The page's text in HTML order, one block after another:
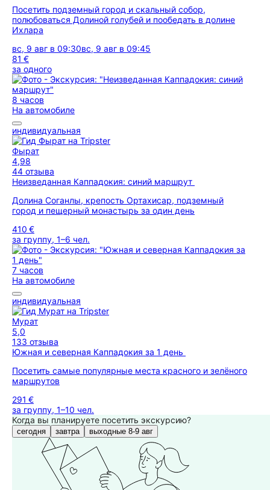
Посетить подземный город и скальный собор,
полюбоваться Долиной голубей и пообедать в долине
Ихлара
вс, 9 авг в 09:30вс, 9 авг в 09:45
81 €
за одного
8 часов
На автомобиле
индивидуальная
Фырат
4,98
44 отзыва
Неизведанная Каппадокия: синий маршрут
Долина Соганлы, крепость Ортахисар, подземный
город и пещерный монастырь за один день
410 €
за группу, 1–6 чел.
7 часов
На автомобиле
индивидуальная
Мурат
5,0
133 отзыва
Южная и северная Каппадокия за 1 день
Посетить самые популярные места красного и зелёного
маршрутов
291 €
за группу, 1–10 чел.
Когда вы планируете посетить экскурсию?
сегодня завтра выходные 8-9 авг